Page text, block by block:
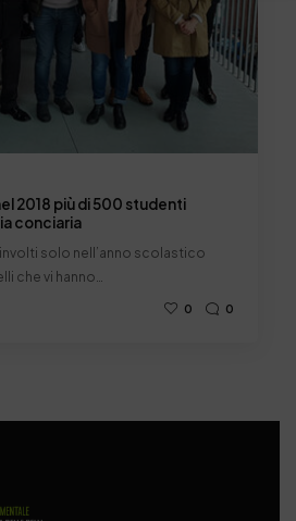
2018 più di 500 studenti
conciaria
solo nell’anno scolastico
che vi hanno…
0 0